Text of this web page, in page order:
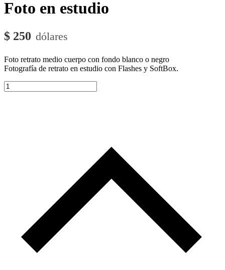
Foto en estudio
$ 250
Foto retrato medio cuerpo con fondo blanco o negro
Fotografía de retrato en estudio con Flashes y SoftBox.
Foto
en